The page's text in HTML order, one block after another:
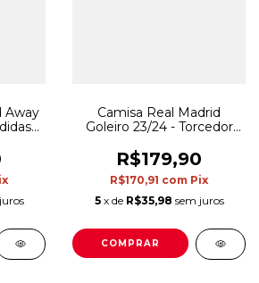
Away
Camisa Real Madrid
Goleiro 23/24 - Torcedor
R$179,90
R$170,91 com Pix
5 x de R$35,98 sem juros
COMPRAR